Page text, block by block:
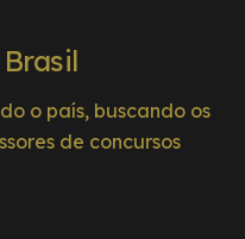
o país, buscando os
de concursos